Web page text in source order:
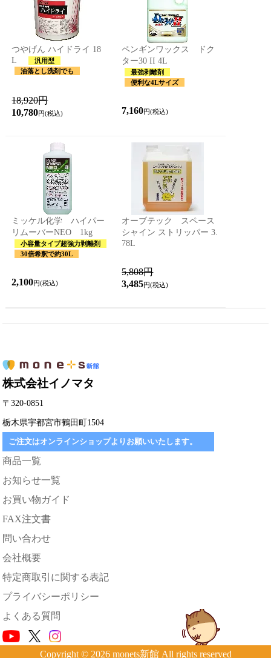
つやげん ハイドライ 18
L
汎用型
油落とし洗剤でも
18,920円
10,780円(税込)
ペンギンワックス ドク
ター30 II 4L
最強剥離剤
便利な4Lサイズ
7,160円(税込)
ミッケル化学 ハイパー
リムーバーNEO 1kg
小容量タイプ超強力剥離剤
30倍希釈で約30L
2,100円(税込)
オーブテック スペース
シャイン ストリッパー 3.
78L
5,808円
3,485円(税込)
株式会社イノマタ
〒320-0851
栃木県宇都宮市鶴田町1504
ご注文はオンラインショップよりお願いいたします。
商品一覧
お知らせ一覧
お買い物ガイド
FAX注文書
問い合わせ
会社概要
特定商取引に関する表記
プライバシーポリシー
よくある質問
Copyright © 2026 monets新館 All rights reserved